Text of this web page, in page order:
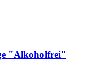
"Alkoholfrei"